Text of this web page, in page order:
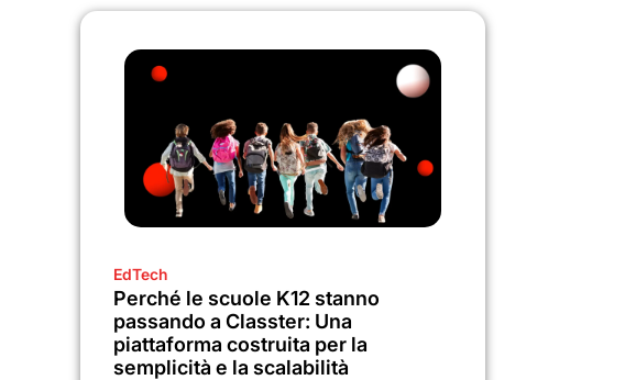
EdTech
Perché le scuole K12 stanno
passando a Classter: Una
piattaforma costruita per la
semplicità e la scalabilità